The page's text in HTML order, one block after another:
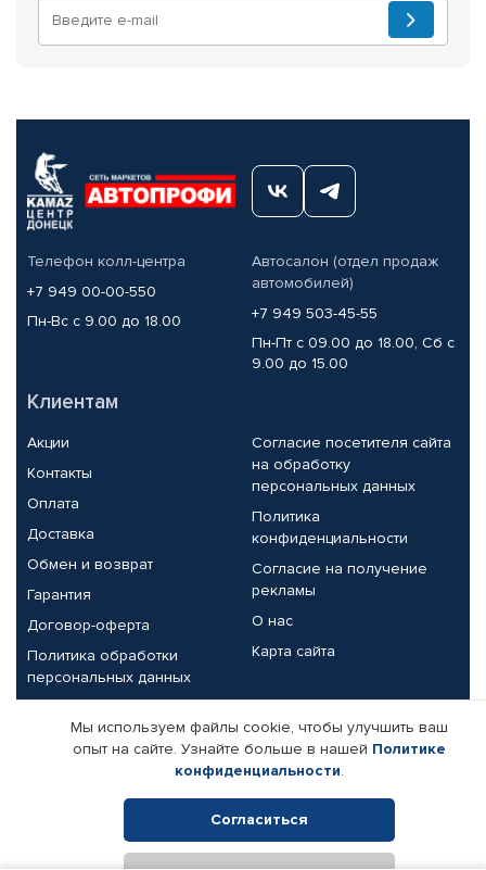
Телефон колл-центра
+7 949 00-00-550
Пн-Вс с 9.00 до 18.00
Автосалон (отдел продаж
автомобилей)
+7 949 503-45-55
Пн-Пт с 09.00 до 18.00, Сб с
9.00 до 15.00
Клиентам
Акции
Контакты
Оплата
Доставка
Обмен и возврат
Гарантия
Договор-оферта
Политика обработки
персональных данных
Согласие посетителя сайта
на обработку
персональных данных
Политика
конфиденциальности
Согласие на получение
рекламы
О нас
Карта сайта
Партнерам
Корпоративным клиентам
Поставщикам
Реквизиты компании
Мы используем файлы cookie, чтобы улучшить ваш
опыт на сайте. Узнайте больше в нашей Политике
конфиденциальности.
Согласиться